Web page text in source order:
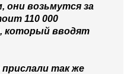
они возьмутся за
110 000
который вводят
так же